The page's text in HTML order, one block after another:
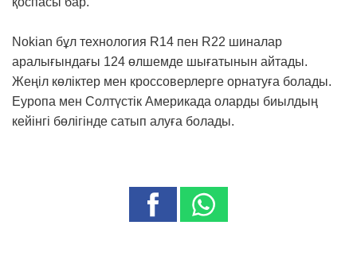
Nokian бұл технология R14 пен R22 шиналар
аралығындағы 124 өлшемде шығатынын айтады.
Жеңіл көліктер мен кроссоверлерге орнатуға болады.
Еуропа мен Солтүстік Америкада оларды биылдың
кейінгі бөлігінде сатып алуға болады.